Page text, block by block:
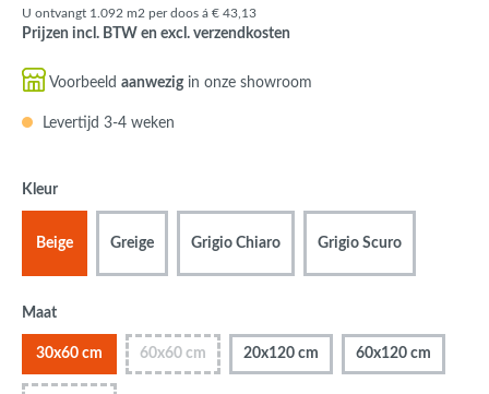
U ontvangt 1.092 m2 per doos á € 43,13
Prijzen incl. BTW en excl. verzendkosten
Voorbeeld aanwezigin onze showroom
Levertijd 3-4 weken
Kleur
Beige Greige Grigio Chiaro Grigio Scuro
Maat
30x60 cm 60x60 cm 20x120 cm 60x120 cm